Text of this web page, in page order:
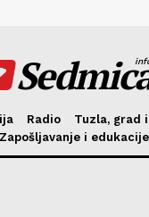
Radio Tuzla, grad
Zapošljavanje i edukacije